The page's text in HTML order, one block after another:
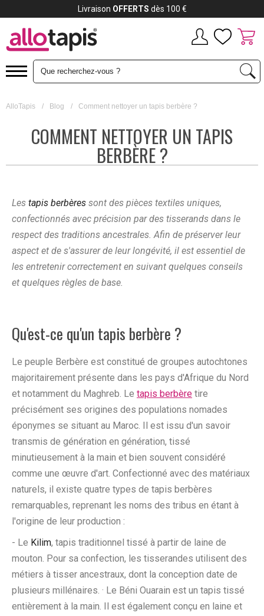
AlloTapis / Blog / Comment nettoyer un tapis berbère ?
COMMENT NETTOYER UN TAPIS
BERBÈRE ?
Les tapis berbères sont des pièces textiles uniques,
confectionnés avec précision par des tisserands dans le
respect des traditions ancestrales. Afin de préserver leur
aspect et de s'assurer de leur longévité, il est essentiel de
les entretenir correctement en suivant quelques conseils
et quelques règles de base.
Qu'est-ce qu'un tapis berbère ?
Le peuple Berbère est constitué de groupes autochtones
majoritairement présente dans les pays d'Afrique du Nord
et notamment du Maghreb. Le tapis berbère tire
précisément ses origines des populations nomades
éponymes se situant au Maroc. Il est issu d'un savoir
transmis de génération en génération, tissé
minutieusement à la main et bien souvent considéré
comme une œuvre d'art. Confectionné avec des matériaux
naturels, il existe quatre types de tapis berbères
remarquables, reprenant les noms des tribus en étant à
l'origine de leur production :
- Le Kilim, tapis traditionnel tissé à partir de laine de
mouton. Pour sa confection, les tisserandes utilisent des
métiers à tisser ancestraux, dont la conception date de
plusieurs millénaires. · Le Béni Ouarain est un tapis tissé
entièrement à la main. Il est également conçu en laine et
Payez jusqu'à12x